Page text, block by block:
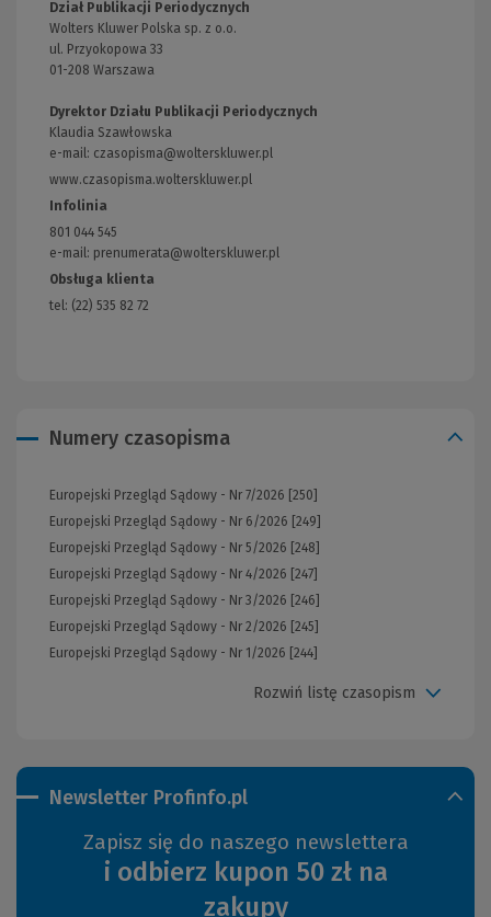
Newsletter Profinfo.pl
Zapisz się do naszego newslettera
i odbierz kupon 50 zł na
zakupy
Dział Publikacji Periodycznych
Wolters Kluwer Polska sp. z o.o.
ul. Przyokopowa 33
01-208 Warszawa
Dyrektor Działu Publikacji Periodycznych
Klaudia Szawłowska
e-mail: czasopisma@wolterskluwer.pl
www.czasopisma.wolterskluwer.pl
Infolinia
801 044 545
e-mail: prenumerata@wolterskluwer.pl
Obsługa klienta
tel: (22) 535 82 72
Numery czasopisma
Europejski Przegląd Sądowy - Nr 7/2026 [250]
Europejski Przegląd Sądowy - Nr 6/2026 [249]
Europejski Przegląd Sądowy - Nr 5/2026 [248]
Europejski Przegląd Sądowy - Nr 4/2026 [247]
Europejski Przegląd Sądowy - Nr 3/2026 [246]
Europejski Przegląd Sądowy - Nr 2/2026 [245]
Europejski Przegląd Sądowy - Nr 1/2026 [244]
Rozwiń listę czasopism